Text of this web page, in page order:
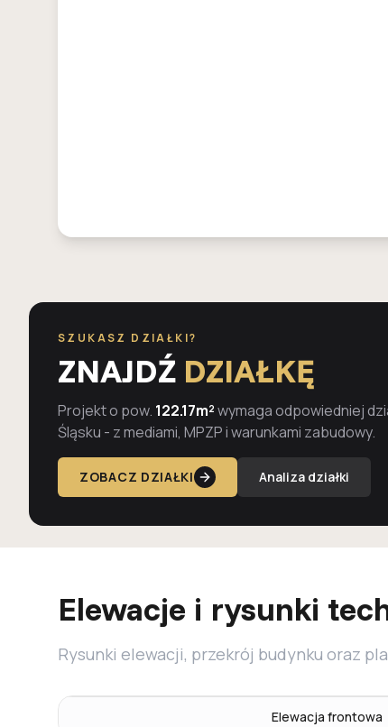
SZUKASZ DZIAŁKI?
ZNAJDŹ DZIAŁKĘ
Projekt o pow. 122.17m²wymaga odpowiedniej
Śląsku - z mediami, MPZP i warunkami zabudowy.
ZOBACZ DZIAŁKI Analiza działki
Elewacje i rysunki
Rysunki elewacji, przekrój budynku oraz
Elewacja frontowa